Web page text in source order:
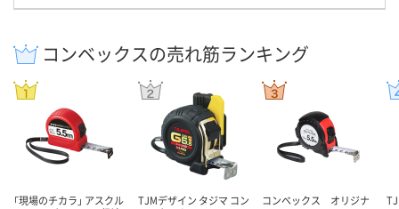
コンベックスの売れ筋ランキング
「現場のチカラ」 アスクル
TJMデザイン タジマ コン
コンベックス オリジナ